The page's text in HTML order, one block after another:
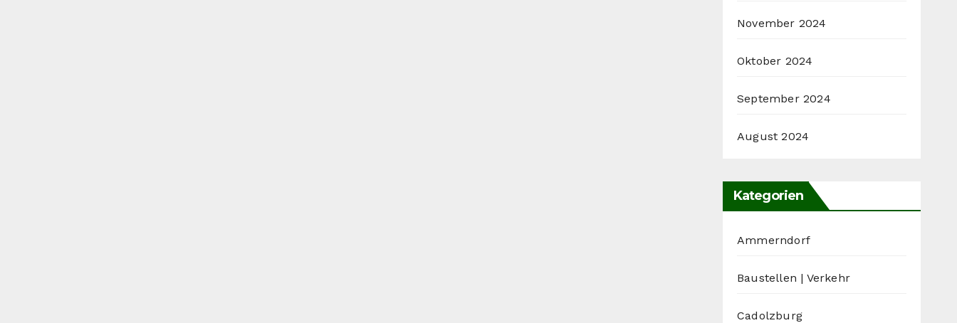
November 2024
Oktober 2024
September 2024
August 2024
Kategorien
Ammerndorf
Baustellen | Verkehr
Cadolzburg